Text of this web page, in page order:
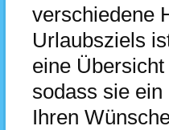
verschiedene
Urlaubsziels
eine
sodass sie
Ihren